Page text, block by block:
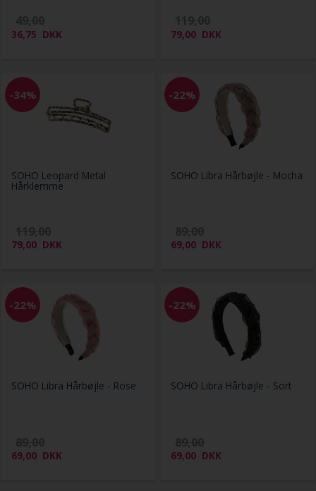
36,75 DKK 79,00 DKK
-34%
SOHO Leopard Metal
Hårklemme
79,00 DKK
-22%
SOHO Libra Hårbøjle - Mocha
69,00 DKK
-22%
SOHO Libra Hårbøjle - Rose
69,00 DKK
-22%
SOHO Libra Hårbøjle - Sort
69,00 DKK